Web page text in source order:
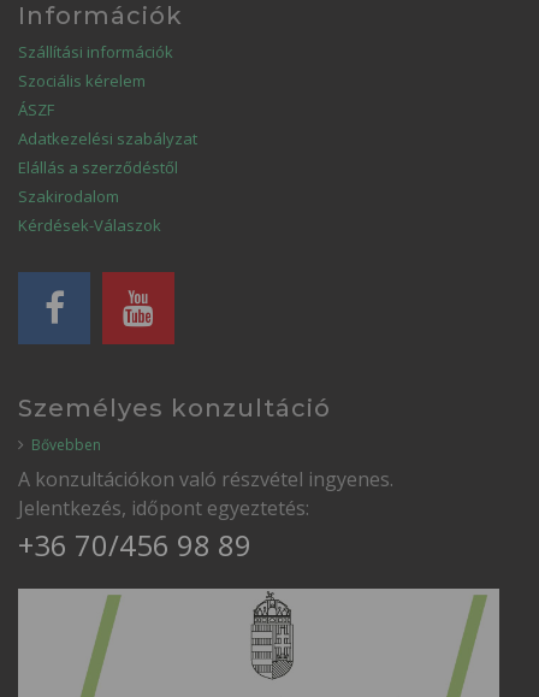
Információk
Szállítási információk
Szociális kérelem
ÁSZF
Adatkezelési szabályzat
Elállás a szerződéstől
Szakirodalom
Kérdések-Válaszok
Személyes konzultáció
Bővebben
A konzultációkon való részvétel ingyenes.
Jelentkezés, időpont egyeztetés:
+36 70/456 98 89